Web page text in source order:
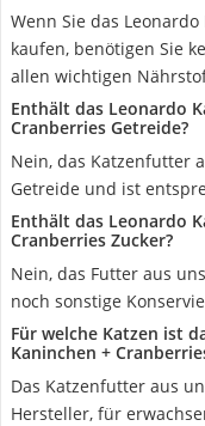
Wenn Sie das
kaufen, benötigen Sie
allen wichtigen
Enthält das Leonardo
Cranberries Getreide?
Nein, das Katzenfutter
Getreide und ist
Enthält das Leonardo
Cranberries Zucker?
Nein, das Futter aus
noch sonstige
Für welche Katzen ist
Kaninchen +
Das Katzenfutter aus
Hersteller, für